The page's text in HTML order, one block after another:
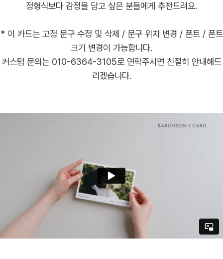
정형식보다 감정을 담고 싶은 분들에게 추천드려요.
* 이 카드는 고정 문구 수정 및 삭제 / 문구 위치 변경 / 폰트 / 폰트
크기 변경이 가능합니다.
커스텀 문의는 010-6364-3105로 연락주시면 친절히 안내해드